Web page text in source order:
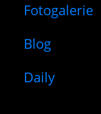
Fotogalerie
Blog
Daily